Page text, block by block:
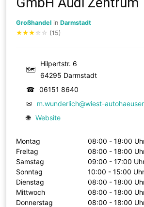
Großhandel inDarmstadt
★★★ ☆ ☆ (15)
🗺
Hilpertstr. 6
64295 Darmstadt
☎
06151 8640
✉
m.wunderlich@wiest-
🌐 Website
Montag
08:00 - 18:00
Freitag
08:00 - 18:00
Samstag
09:00 - 17:00
Sonntag
10:00 - 15:00 Uhr
Dienstag
08:00 - 18:00
Mittwoch
08:00 - 18:00
Donnerstag
08:00 - 18:00